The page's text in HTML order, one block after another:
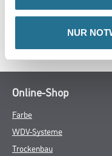
NUR
DATENBLÄTTER
SPEZIFIKATIONEN
Online-Shop
Farbe
WDV-Systeme
Trockenbau